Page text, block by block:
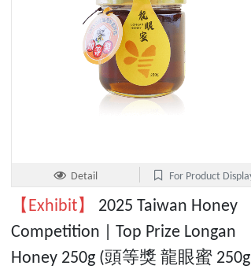
Detail For Product
【Exhibit】
2025 Taiwan Honey
Competition | Top Prize Longan
Honey 250g (頭等獎 龍眼蜜